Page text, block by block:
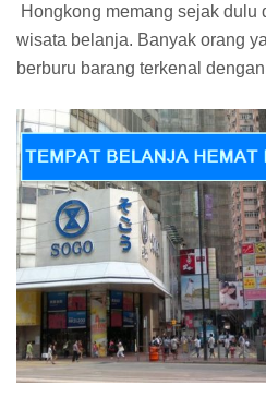
Hongkong memang sejak dulu
wisata belanja. Banyak orang
berburu barang terkenal